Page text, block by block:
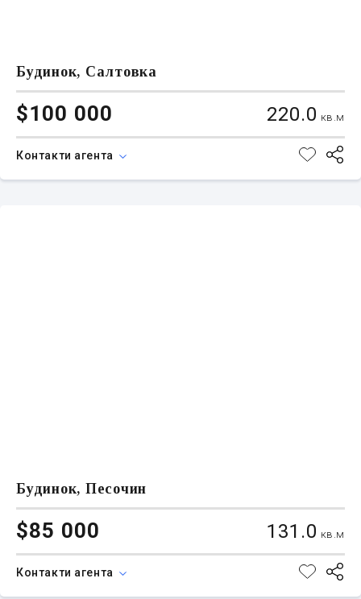
Будинок, Салтовка
$100 000 220.0 кв.м
Контакти агента
Будинок, Песочин
$85 000 131.0 кв.м
Контакти агента